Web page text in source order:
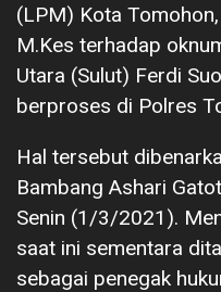
(LPM) Kota
M.Kes terhadap
Utara (Sulut) Ferdi
berproses di Polres
Hal tersebut
Bambang Ashari
Senin (1/3/2021).
saat ini sementara
sebagai penegak